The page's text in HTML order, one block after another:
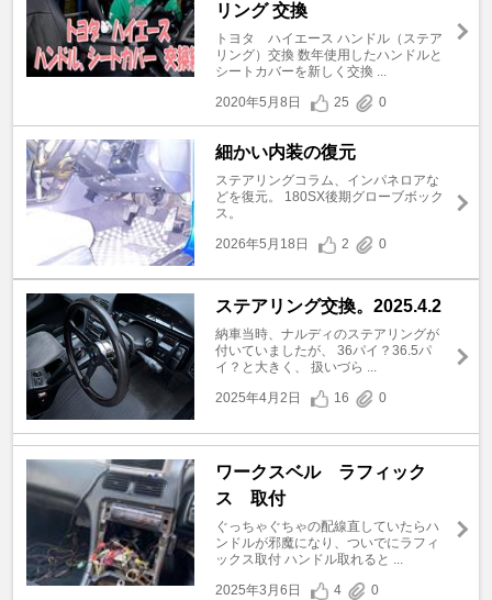
リング 交換
トヨタ ハイエース ハンドル（ステア
リング）交換 数年使用したハンドルと
シートカバーを新しく交換 ...
2020年5月8日
25 0
細かい内装の復元
ステアリングコラム、インパネロアな
どを復元。 180SX後期グローブボック
ス。
2026年5月18日
2 0
ステアリング交換。2025.4.2
納車当時、ナルディのステアリングが
付いていましたが、 36パイ？36.5パ
イ？と大きく、 扱いづら ...
2025年4月2日
16 0
ワークスベル ラフィック
ス 取付
ぐっちゃぐちゃの配線直していたらハ
ンドルが邪魔になり、ついでにラフィ
ックス取付 ハンドル取れると ...
2025年3月6日
4 0